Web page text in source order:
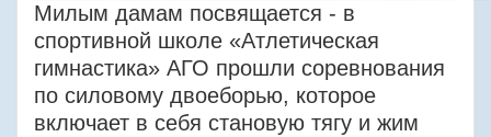
Милым дамам посвящается - в
спортивной школе «Атлетическая
гимнастика» АГО прошли соревнования
по силовому двоеборью, которое
включает в себя становую тягу и жим